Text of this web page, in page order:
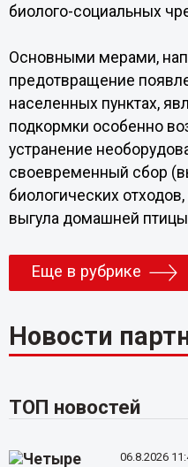
биолого-социальных
Основными мерами,
предотвращение
населенных пунктах,
подкормки особенно
устранение
своевременный сбор
биологических
выгула домашней
Еще в рубрике
Новости
ТОП новостей
06.8.2026